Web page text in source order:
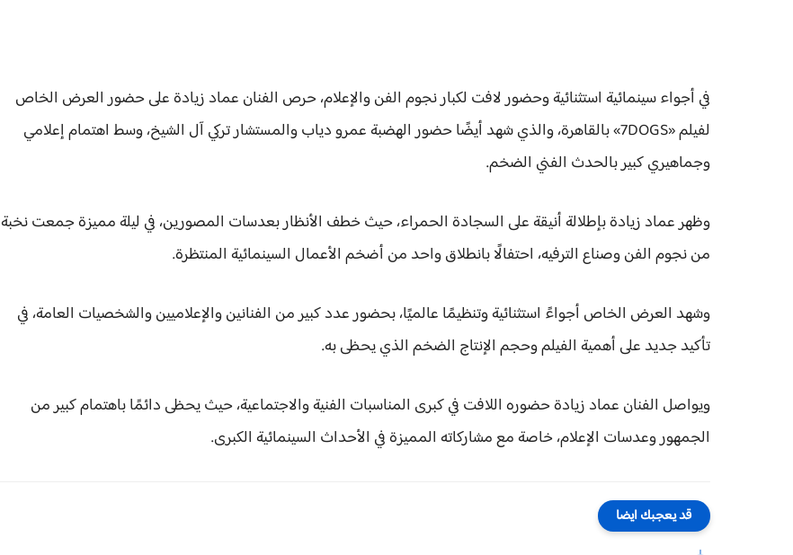
في أجواء سينمائية استثنائية وحضور لافت لكبار نجوم الفن والإعلام، حرص الفنان عماد زيادة على حضور العرض الخاص
لفيلم «7DOGS» بالقاهرة، والذي شهد أيضًا حضور الهضبة عمرو دياب والمستشار تركي آل الشيخ، وسط اهتمام إعلامي
وجماهيري كبير بالحدث الفني الضخم.
وظهر عماد زيادة بإطلالة أنيقة على السجادة الحمراء، حيث خطف الأنظار بعدسات المصورين، في ليلة مميزة جمعت نخبة
من نجوم الفن وصناع الترفيه، احتفالًا بانطلاق واحد من أضخم الأعمال السينمائية المنتظرة.
وشهد العرض الخاص أجواءً استثنائية وتنظيمًا عالميًا، بحضور عدد كبير من الفنانين والإعلاميين والشخصيات العامة، في
تأكيد جديد على أهمية الفيلم وحجم الإنتاج الضخم الذي يحظى به.
ويواصل الفنان عماد زيادة حضوره اللافت في كبرى المناسبات الفنية والاجتماعية، حيث يحظى دائمًا باهتمام كبير من
الجمهور وعدسات الإعلام، خاصة مع مشاركاته المميزة في الأحداث السينمائية الكبرى.
قد يعجبك ايضا